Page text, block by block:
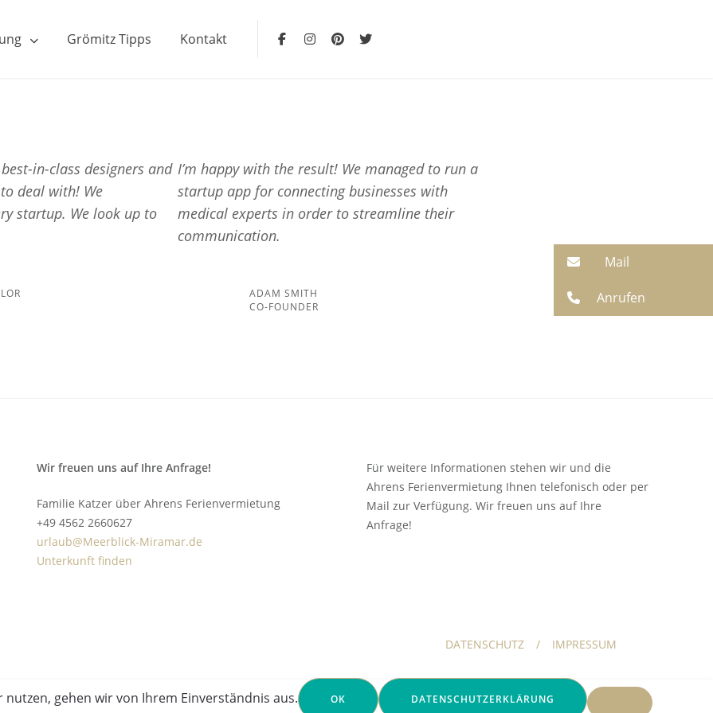
Grömitz Tipps Kontakt FacebookInstagram
in-class designers and
deal with! We
startup. We look up to
I’m happy with the result! We managed to run a
startup app for connecting businesses with
medical experts in order to streamline their
communication.
ADAM SMITH
CO-FOUNDER
Wir freuen uns auf Ihre Anfrage!
Familie Katzer über Ahrens Ferienvermietung
+49 4562 2660627
urlaub@Meerblick-Miramar.de
Unterkunft finden
Für weitere Informationen stehen wir und die
Ahrens Ferienvermietung Ihnen telefonisch oder per
Mail zur Verfügung. Wir freuen uns auf Ihre
Anfrage!
DATENSCHUTZ IMPRESSUM
Mail
Anrufen
gehen wir von Ihrem Einverständnis aus. OK DATENSCHUTZERKLÄRUNG